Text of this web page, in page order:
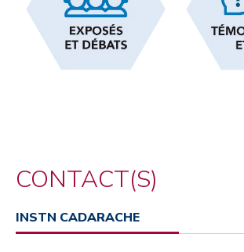
CONTACT(S)
INSTN CADARACHE